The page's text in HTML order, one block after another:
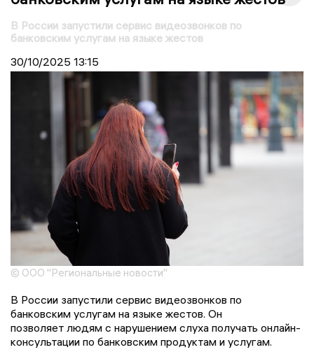
В России запустили сервис видеозвонков по
банковским услугам на языке жестов
30/10/2025 13:15
© ООО "Региональные новости"
В России запустили сервис видеозвонков по
банковским услугам на языке жестов. Он
позволяет людям с нарушением слуха получать онлайн-
консультации по банковским продуктам и услугам.